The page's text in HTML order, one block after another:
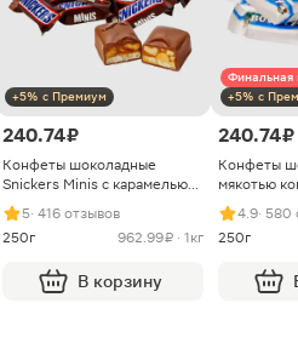
+5% с Премиум
240.74 ₽
Конфеты шоколадные
Snickers Minis с карамелью
арахисом и нугой
5· 416 отзывов
250г
962.99 ₽ · 1кг
В корзину
Финальная
+5% с
240.74 ₽
Конфеты
мякотью
4.9· 580
250г